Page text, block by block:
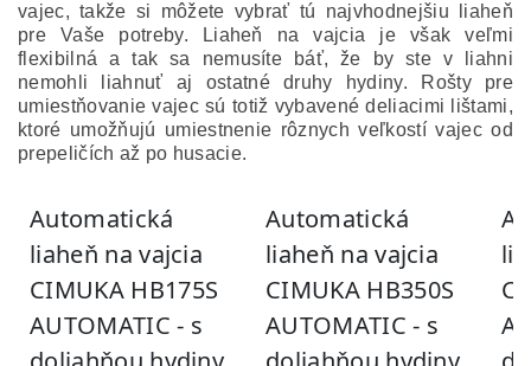
vajec, takže si môžete vybrať tú najvhodnejšiu liaheň
pre Vaše potreby. Liaheň na vajcia je však veľmi
flexibilná a tak sa nemusíte báť, že by ste v liahni
nemohli liahnuť aj ostatné druhy hydiny. Rošty pre
umiestňovanie vajec sú totiž vybavené deliacimi lištami,
ktoré umožňujú umiestnenie rôznych veľkostí vajec od
prepeličích až po husacie.